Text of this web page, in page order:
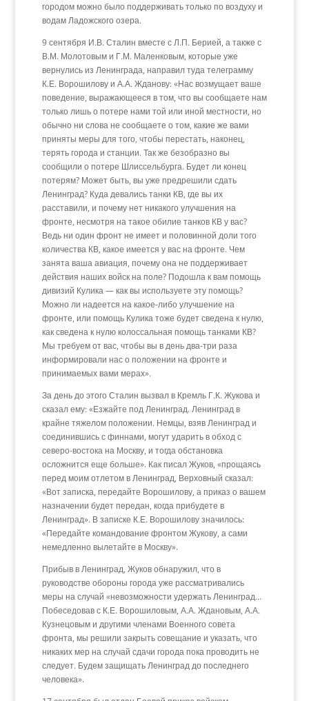
городом можно было поддерживать только по воздуху и
водам Ладожского озера.
9 сентября И.В. Сталин вместе с Л.П. Берией, а также с
В.М. Молотовым и Г.М. Маленковым, которые уже
вернулись из Ленинграда, направил туда телеграмму
К.Е. Ворошилову и А.А. Жданову: «Нас возмущает ваше
поведение, выражающееся в том, что вы сообщаете нам
только лишь о потере нами той или иной местности, но
обычно ни слова не сообщаете о том, какие же вами
приняты меры для того, чтобы перестать, наконец,
терять города и станции. Так же безобразно вы
сообщили о потере Шлиссельбурга. Будет ли конец
потерям? Может быть, вы уже предрешили сдать
Ленинград? Куда девались танки КВ, где вы их
расставили, и почему нет никакого улучшения на
фронте, несмотря на такое обилие танков КВ у вас?
Ведь ни один фронт не имеет и половинной доли того
количества КВ, какое имеется у вас на фронте. Чем
занята ваша авиация, почему она не поддерживает
действия наших войск на поле? Подошла к вам помощь
дивизий Кулика — как вы используете эту помощь?
Можно ли надеется на какое-либо улучшение на
фронте, или помощь Кулика тоже будет сведена к нулю,
как сведена к нулю колоссальная помощь танками КВ?
Мы требуем от вас, чтобы вы в день два-три раза
информировали нас о положении на фронте и
принимаемых вами мерах».
За день до этого Сталин вызвал в Кремль Г.К. Жукова и
сказал ему: «Езжайте под Ленинград. Ленинград в
крайне тяжелом положении. Немцы, взяв Ленинград и
соединившись с финнами, могут ударить в обход с
северо-востока на Москву, и тогда обстановка
осложнится еще больше». Как писал Жуков, «прощаясь
перед моим отлетом в Ленинград, Верховный сказал:
«Вот записка, передайте Ворошилову, а приказ о вашем
назначении будет передан, когда прибудете в
Ленинград». В записке К.Е. Ворошилову значилось:
«Передайте командование фронтом Жукову, а сами
немедленно вылетайте в Москву».
Прибыв в Ленинград, Жуков обнаружил, что в
руководстве обороны города уже рассматривались
меры на случай «невозможности удержать Ленинград…
Побеседовав с К.Е. Ворошиловым, А.А. Ждановым, А.А.
Кузнецовым и другими членами Военного совета
фронта, мы решили закрыть совещание и указать, что
никаких мер на случай сдачи города пока проводить не
следует. Будем защищать Ленинград до последнего
человека».